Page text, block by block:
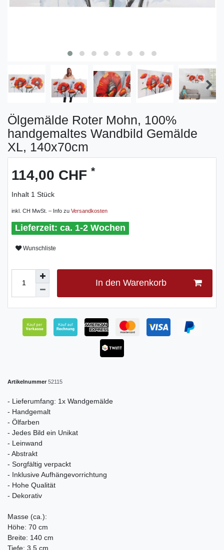
Ölgemälde Roter Mohn, 100%
handgemaltes Wandbild Gemälde
XL, 140x70cm
114,00 CHF *
Inhalt 1 Stück
inkl. CH MwSt. – Info zu Versandkosten
ca. 1-2 Wochen
Wunschliste
In den Warenkorb
Artikelnummer 52115
- Lieferumfang: 1x Wandgemälde
- Handgemalt
- Ölfarben
- Jedes Bild ein Unikat
- Leinwand
- Abstrakt
- Sorgfältig verpackt
- Inklusive Aufhängevorrichtung
- Hohe Qualität
- Dekorativ
Masse (ca.):
Höhe: 70 cm
Breite: 140 cm
Tiefe: 3,5 cm